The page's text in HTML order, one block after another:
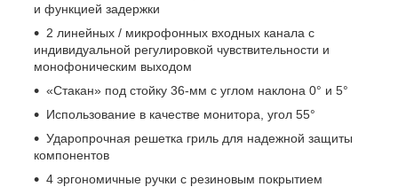
и функцией задержки
2 линейных / микрофонных входных канала с
индивидуальной регулировкой чувствительности и
монофоническим выходом
«Стакан» под стойку 36-мм с углом наклона 0° и 5°
Использование в качестве монитора, угол 55°
Ударопрочная решетка гриль для надежной защиты
компонентов
4 эргономичные ручки с резиновым покрытием